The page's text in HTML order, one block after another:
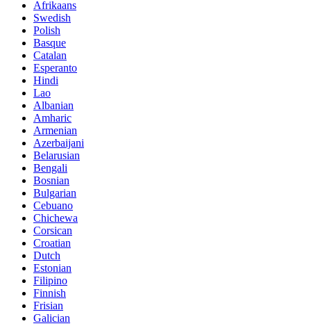
Afrikaans
Swedish
Polish
Basque
Catalan
Esperanto
Hindi
Lao
Albanian
Amharic
Armenian
Azerbaijani
Belarusian
Bengali
Bosnian
Bulgarian
Cebuano
Chichewa
Corsican
Croatian
Dutch
Estonian
Filipino
Finnish
Frisian
Galician